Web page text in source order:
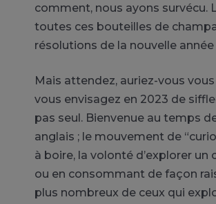
comment, nous ayons survécu.
toutes ces bouteilles de
résolutions de la nouvelle
Mais attendez, auriez-vous
vous envisagez en 2023 de
pas seul. Bienvenue au temps
anglais ; le mouvement de
à boire, la volonté d’explorer
ou en consommant de façon
plus nombreux de ceux qui